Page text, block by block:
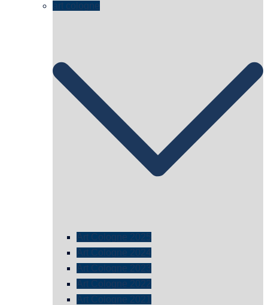
art cologne
Art Cologne 2025
Art Cologne 2024
Art Cologne 2023
Art Cologne 2022
Art Cologne 2021